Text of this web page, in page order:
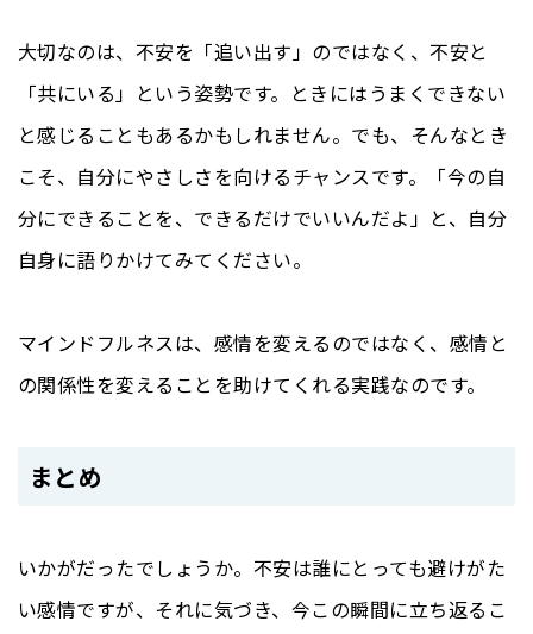
大切なのは、不安を「追い出す」のではなく、不安と
「共にいる」という姿勢です。ときにはうまくできない
と感じることもあるかもしれません。でも、そんなとき
こそ、自分にやさしさを向けるチャンスです。「今の自
分にできることを、できるだけでいいんだよ」と、自分
自身に語りかけてみてください。
マインドフルネスは、感情を変えるのではなく、感情と
の関係性を変えることを助けてくれる実践なのです。
まとめ
いかがだったでしょうか。不安は誰にとっても避けがた
い感情ですが、それに気づき、今この瞬間に立ち返るこ